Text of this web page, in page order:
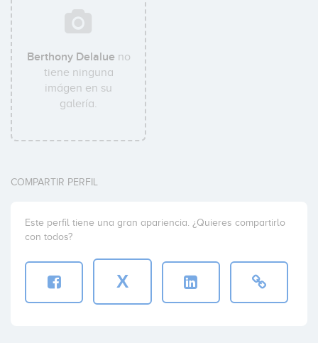
Berthony Delalueno
tiene ninguna
imágen en su
galería.
COMPARTIR PERFIL
Este perfil tiene una gran apariencia. ¿Quieres compartirlo
con todos?
X